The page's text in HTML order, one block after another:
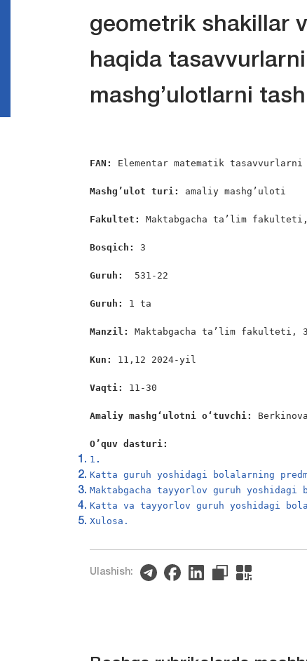
geometrik shakillar
haqida
mashg’ulotlarni
FAN: Elementar matematik
Mashg’ulot turi: amaliy mashg’uloti
Fakultet: Maktabgacha ta’lim
Bosqich: 3
Guruh: 531-22
Guruh: 1 ta
Manzil: Maktabgacha ta’lim fakulteti,
Kun: 11,12 2024-yil
Vaqti: 11-30
Amaliy mashgʻulotni oʻtuvchi:
O’quv dasturi:
1 .
Katta guruh yoshidagi bolalarning
Maktabgacha tayyorlov guruh
Katta va tayyorlov guruh yoshidagi
Xulosa.
Ulashish: